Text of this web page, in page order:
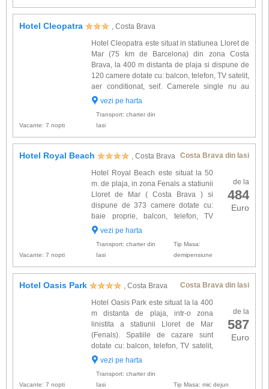
Hotel Cleopatra
, Costa Brava
Hotel Cleopatra este situat in statiunea Lloret de
Mar (75 km de Barcelona) din zona Costa
Brava, la 400 m distanta de plaja si dispune de
120 camere dotate cu: balcon, telefon, TV satelit,
aer conditionat, seif. Camerele single nu au
balcon. Alta facilitati oferite la hotel Cleopatra: 2
vezi pe harta
Vacante: 7 nopti
Transport: charter din
Iasi
Hotel Royal Beach , Costa Brava Costa Brava din Iasi
de la
484
Euro
Hotel Royal Beach este situat la 50
m. de plaja, in zona Fenals a statiunii
Lloret de Mar ( Costa Brava ) si
dispune de 373 camere dotate cu:
baie proprie, balcon, telefon, TV
satelit, aer conditionat, seif. Alte
Room se...
vezi pe harta
Vacante: 7 nopti
Transport: charter din
Iasi
Tip Masa:
demipensiune
Hotel Oasis Park , Costa Brava Costa Brava din Iasi
de la
587
Euro
Hotel Oasis Park este situat la la 400
m distanta de plaja, intr-o zona
linistita a statiunii Lloret de Mar
(Fenals). Spatiile de cazare sunt
dotate cu: balcon, telefon, TV satelit,
aer conditionat, frigider si seif. Alte
exter...
vezi pe harta
Vacante: 7 nopti
Transport: charter din
Iasi
Tip Masa: mic dejun